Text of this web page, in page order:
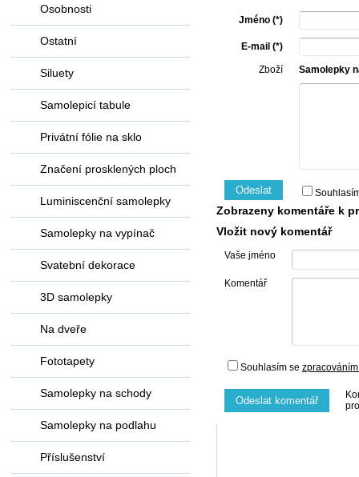
Jméno (*)
E-mail (*)
Zboží Samolepky
Odeslat
Zobrazeny komentáře k
Vložit nový komentář
Vaše jméno
Komentář
Souhlasím se
Odeslat komentář
Osobnosti
Ostatní
Siluety
Samolepicí tabule
Privátní fólie na sklo
Značení prosklených ploch
Luminiscenční samolepky
Samolepky na vypínač
Svatební dekorace
3D samolepky
Na dveře
Fototapety
Samolepky na schody
Samolepky na podlahu
Příslušenství